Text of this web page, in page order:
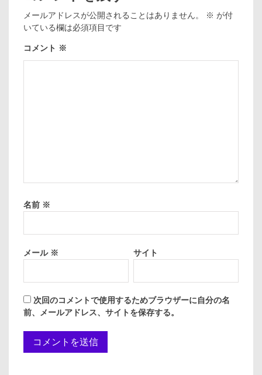
メールアドレスが公開されることはありません。 ※ が付
いている欄は必須項目です
コメント ※
名前 ※
メール ※ サイト
次回のコメントで使用するためブラウザーに自分の名
前、メールアドレス、サイトを保存する。